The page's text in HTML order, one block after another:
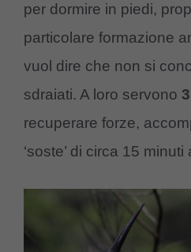
per dormire in piedi,
particolare formazione
vuol dire che non si
sdraiati. A loro servono
recuperare forze,
‘soste’ di circa 15 minuti